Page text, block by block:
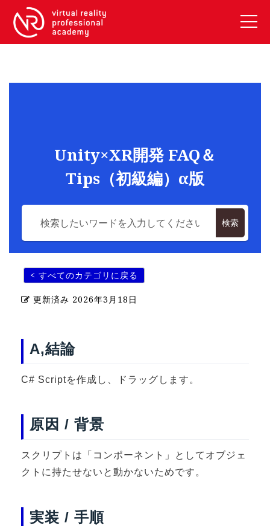
VRアカデミーとは
【2026年10月】ARエキスパートコース
【2026年10月】VRエキスパートコース
《SDGs》
U-15メタバースプログラミング講座
受講生紹介
イベント
アクセスマップ
企業向け
《3DGS》
3DGS受託開発
Unity×XR開発 FAQ＆
Tips（初級編）α版
検索
< すべてのカテゴリに戻る
更新済み 2026年3月18日
A,結論
C# Scriptを作成し、ドラッグします。
原因 / 背景
スクリプトは「コンポーネント」としてオブジェ
クトに持たせないと動かないためです。
実装 / 手順